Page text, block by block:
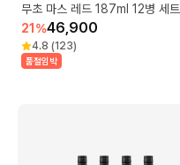
무초 마스 레드 187ml 12병 세트
21 %46,900
4.8 (123)
품절임박